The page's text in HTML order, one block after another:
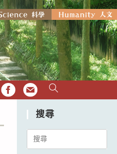
FB EMAIL
搜尋
Search